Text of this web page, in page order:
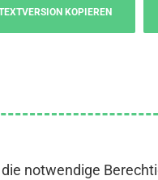
KOPIEREN
notwendige